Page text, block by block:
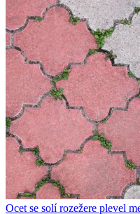
Ocet se solí rozežere plevel